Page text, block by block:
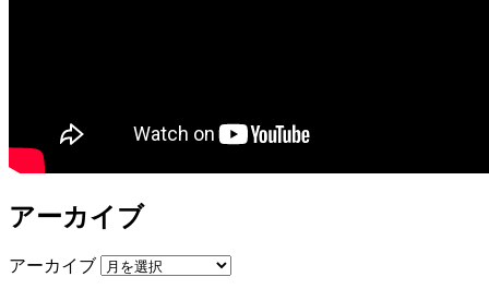
アーカイブ
アーカイブ